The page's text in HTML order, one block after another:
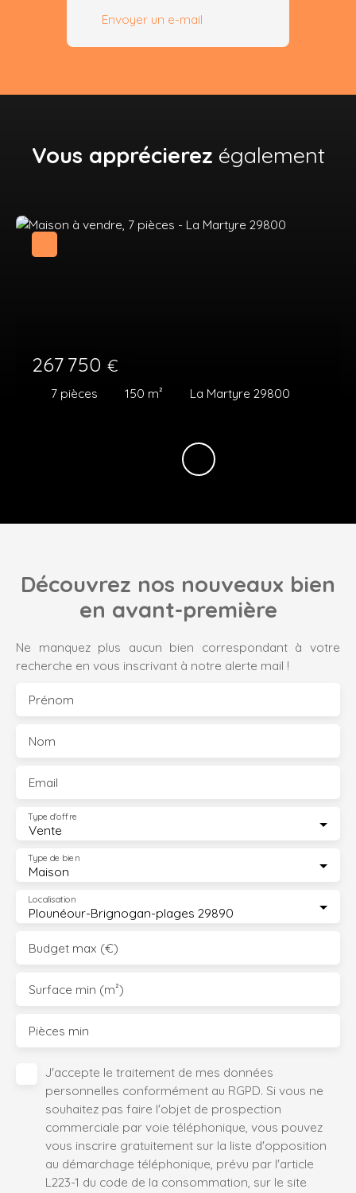
Envoyer un e-mail
Vous apprécierez également
267 750 €
7 pièces 150 m² La Martyre 29800
Découvrez nos nouveaux bien
en avant-première
Ne manquez plus aucun bien correspondant à votre
recherche en vous inscrivant à notre alerte mail !
Prénom
Nom
Email
Vente
Type d'offre
Maison
Type de bien
Plounéour-Brignogan-plages 29890
Localisation
Budget max (€)
Surface min (m²)
Pièces min
J'accepte le traitement de mes données
personnelles conformément au RGPD. Si vous ne
souhaitez pas faire l'objet de prospection
commerciale par voie téléphonique, vous pouvez
vous inscrire gratuitement sur la liste d'opposition
au démarchage téléphonique, prévu par l'article
L223-1 du code de la consommation, sur le site